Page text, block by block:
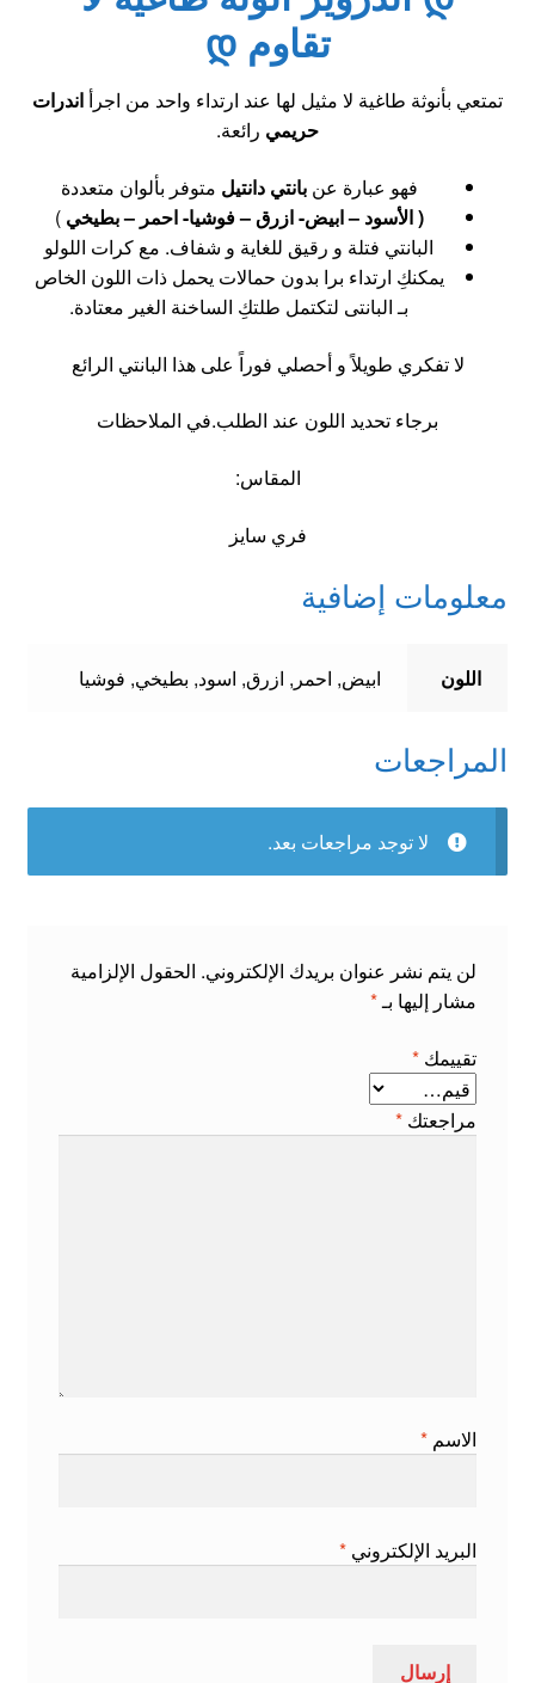
تقاوم დ
تمتعي بأنوثة طاغية لا مثيل لها عند ارتداء واحد من اجرأاندرات
حريمي رائعة.
فهو عبارة عنبانتي دانتيل متوفر بألوان متعددة
( الأسود – ابيض- ازرق – فوشيا- احمر – بطيخي)
البانتي فتلة و رقيق للغاية و شفاف. مع كرات اللولو
يمكنكِ ارتداء برا بدون حمالات يحمل ذات اللون الخاص
بـ البانتى لتكتمل طلتكِ الساخنة الغير معتادة.
لا تفكري طويلاً و أحصلي فوراً على هذا البانتي الرائع
برجاء تحديد اللون عند الطلب.في الملاحظات
المقاس:
فري سايز
معلومات إضافية
اللون ابيض, احمر, ازرق, اسود, بطيخي, فوشيا
المراجعات
لا توجد مراجعات بعد.
لن يتم نشر عنوان بريدك الإلكتروني. الحقول الإلزامية
مشار إليها بـ*
تقييمك *
مراجعتك *
الاسم *
البريد الإلكتروني *